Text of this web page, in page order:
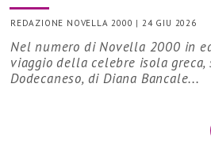
REDAZIONE NOVELLA 2000 |24 GIU 2026
Nel numero di Novella 2000 in
viaggio della celebre isola
Dodecaneso, di Diana Bancale...